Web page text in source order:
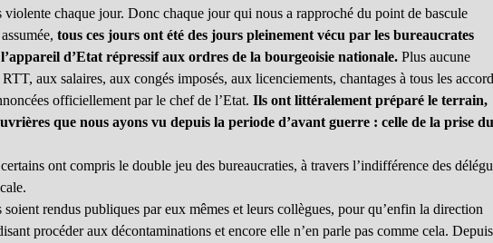
chaque jour. Donc chaque jour qui nous a rapproché du point de bascule
tous ces jours ont été des jours pleinement vécu par les bureaucrates
d’Etat répressif aux ordres de la bourgeoisie nationale. Plus aucune
aux salaires, aux congés imposés, aux licenciements, chantages à tous les
officiellement par le chef de l’Etat.Ils ont littéralement préparé le terrain,
que nous ayons vu depuis la periode d’avant guerre : celle de la prise
ont compris le double jeu des bureaucraties, à travers l’indifférence des
rendus publiques par eux mêmes et leurs collègues, pour qu’enfin la direction
procéder aux décontaminations et encore elle n’en parle pas comme cela.